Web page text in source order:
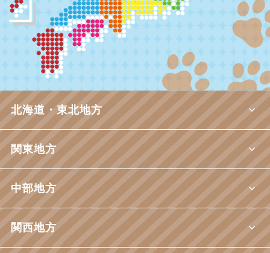
北海道・東北地方
関東地方
中部地方
関西地方